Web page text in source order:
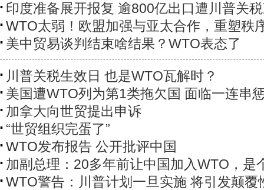
印度准备展开报复 逾800亿出口遭川普关
WTO太弱！欧盟加强与亚太合作，重塑秩
美中贸易谈判结束啥结果？WTO表态了
川普关税生效日 也是WTO瓦解时？
美国遭WTO列为第1类拖欠国 面临一连串
加拿大向世贸提出申诉
“世贸组织完蛋了”
WTO发布报告 公开批评中国
加副总理：20多年前让中国加入WTO，是
WTO警告：川普计划一旦实施 将引发颠覆